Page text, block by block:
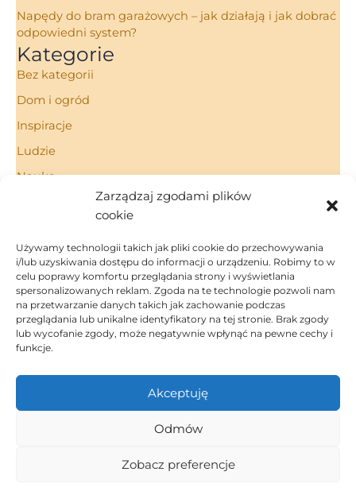
Zarządzaj zgodami plików
cookie
Używamy technologii takich jak pliki cookie do przechowywania
i/lub uzyskiwania dostępu do informacji o urządzeniu. Robimy to w
celu poprawy komfortu przeglądania strony i wyświetlania
spersonalizowanych reklam. Zgoda na te technologie pozwoli nam
na przetwarzanie danych takich jak zachowanie podczas
przeglądania lub unikalne identyfikatory na tej stronie. Brak zgody
lub wycofanie zgody, może negatywnie wpłynąć na pewne cechy i
funkcje.
Akceptuję
Odmów
Zobacz preferencje
Napędy do bram garażowych – jak działają i jak dobrać
odpowiedni system?
Kategorie
Bez kategorii
Dom i ogród
Inspiracje
Ludzie
Nauka
Strona Główna
Regulamin
Polityka Prywatności
Polityka Cookies
Inspiracje